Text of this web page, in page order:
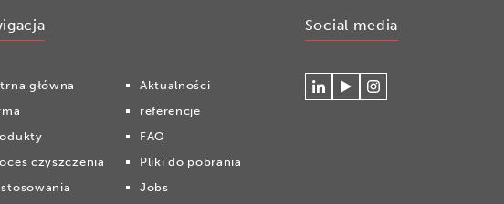
główna
czyszczenia
Aktualności
referencje
FAQ
Pliki do pobrania
Jobs
Social media
Connecteer
WatchVolg